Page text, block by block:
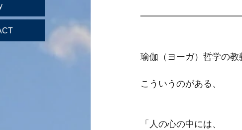
瑜伽（ヨーガ）哲学の教
こういうのがある、
「人の心の中には、